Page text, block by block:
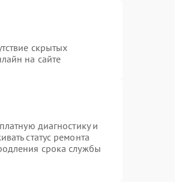
скрытых
на сайте
диагностику и
статус ремонта
срока службы